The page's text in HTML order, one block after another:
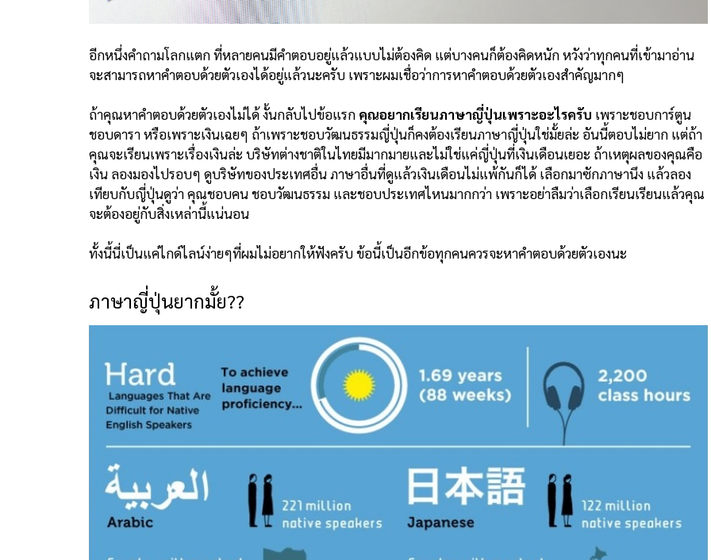
อีกหนึ่งคำถามโลกแตก ที่หลายคนมีคำตอบอยู่แล้วแบบไม่ต้องคิด แต่บางคนก็ต้องคิดหนัก หวังว่าทุกคนที่เข้ามาอ่าน
จะสามารถหาคำตอบด้วยตัวเองได้อยู่แล้วนะครับ เพราะผมเชื่อว่าการหาคำตอบด้วยตัวเองสำคัญมากๆ
ถ้าคุณหาคำตอบด้วยตัวเองไม่ได้ งั้นกลับไปข้อแรก คุณอยากเรียนภาษาญี่ปุ่นเพราะอะไรครับ เพราะชอบการ์ตูน
ชอบดารา หรือเพราะเงินเฉยๆ ถ้าเพราะชอบวัฒนธรรมญี่ปุ่นก็คงต้องเรียนภาษาญี่ปุ่นใช่มั้ยล่ะ อันนี้ตอบไม่ยาก แต่ถ้า
คุณจะเรียนเพราะเรื่องเงินล่ะ บริษัทต่างชาติในไทยมีมากมายและไม่ใช่แค่ญี่ปุ่นที่เงินเดือนเยอะ ถ้าเหตุผลของคุณคือ
เงิน ลองมองไปรอบๆ ดูบริษัทของประเทศอื่น ภาษาอื่นที่ดูแล้วเงินเดือนไม่แพ้กันก็ได้ เลือกมาซักภาษานึง แล้วลอง
เทียบกับญี่ปุ่นดูว่า คุณชอบคน ชอบวัฒนธรรม และชอบประเทศไหนมากกว่า เพราะอย่าลืมว่าเลือกเรียนเรียนแล้วคุณ
จะต้องอยู่กับสิ่งเหล่านี้แน่นอน
ทั้งนี้นี่เป็นแค่ไกด์ไลน์ง่ายๆที่ผมไม่อยากให้ฟังครับ ข้อนี้เป็นอีกข้อทุกคนควรจะหาคำตอบด้วยตัวเองนะ
ภาษาญี่ปุ่นยากมั้ย??